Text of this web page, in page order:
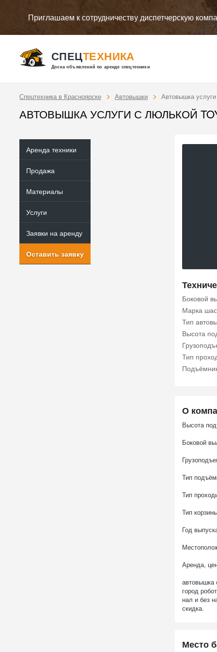
Приглашаем к сотрудничеству диспетчерскую
СПЕЦТЕХНИКА
Доска объявлений по аренде спецтехники
Спецтехника в Красноярске Автовышки Автовышка
АВТОВЫШКА УСЛУГИ С ЛЮЛЬКОЙ
Аренда техники
Продажа
Материалы
Услуги
Заявки на аренду
Оставить заявку
Боковой
Марка
Тип
Высота
Тип
О
Высота
Боковой
Тип
Тип
Тип
Год
Аренда,
автовышка
город
нал и без
скидка.
Место